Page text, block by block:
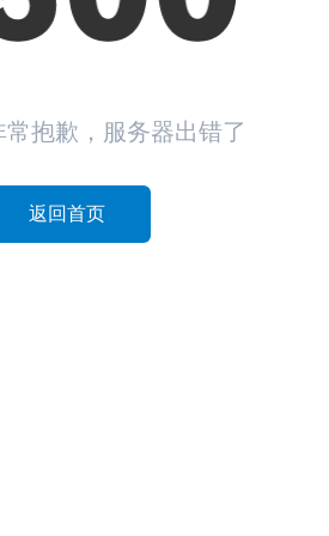
常抱歉，服务器出错了
返回首页